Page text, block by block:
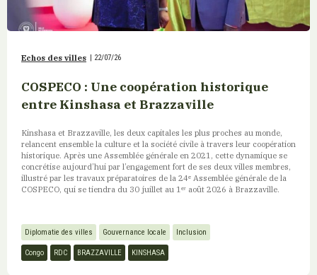
Echos des villes 22/07/26
COSPECO : Une coopération historique
entre Kinshasa et Brazzaville
Kinshasa et Brazzaville, les deux capitales les plus proches au monde,
relancent ensemble la culture et la société civile à travers leur coopération
historique. Après une Assemblée générale en 2021, cette dynamique se
concrétise aujourd’hui par l’engagement fort de ses deux villes membres,
illustré par les travaux préparatoires de la 24ᵉ Assemblée générale de la
COSPECO, qui se tiendra du 30 juillet au 1ᵉʳ août 2026 à Brazzaville.
Diplomatie des villes Gouvernance locale Inclusion
Congo RDC BRAZZAVILLE KINSHASA